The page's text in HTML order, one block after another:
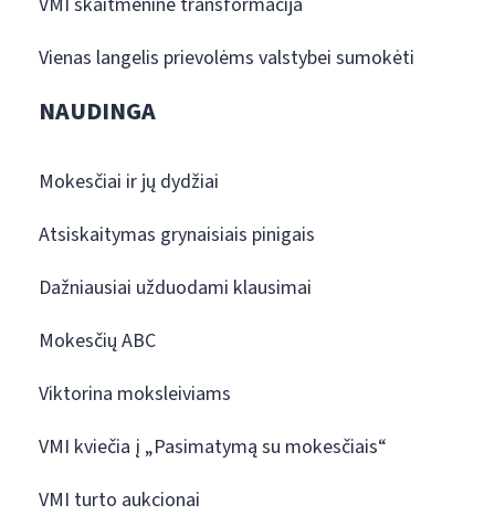
Vienas langelis prievolėms valstybei sumokėti
NAUDINGA
Mokesčiai ir jų dydžiai
Atsiskaitymas grynaisiais pinigais
Dažniausiai užduodami klausimai
Mokesčių ABC
Viktorina moksleiviams
VMI kviečia į „Pasimatymą su mokesčiais“
VMI turto aukcionai